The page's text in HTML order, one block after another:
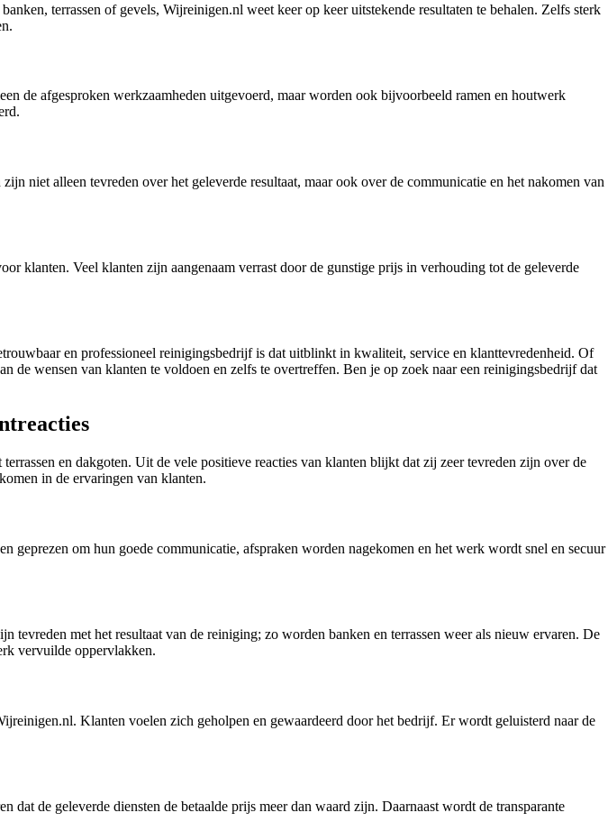
terrassen of gevels, Wijreinigen.nl weet keer op keer uitstekende resultaten te behalen. Zelfs sterk
de afgesproken werkzaamheden uitgevoerd, maar worden ook bijvoorbeeld ramen en houtwerk
niet alleen tevreden over het geleverde resultaat, maar ook over de communicatie en het nakomen van
klanten. Veel klanten zijn aangenaam verrast door de gunstige prijs in verhouding tot de geleverde
en professioneel reinigingsbedrijf is dat uitblinkt in kwaliteit, service en klanttevredenheid. Of
wensen van klanten te voldoen en zelfs te overtreffen. Ben je op zoek naar een reinigingsbedrijf dat
en dakgoten. Uit de vele positieve reacties van klanten blijkt dat zij zeer tevreden zijn over de
in de ervaringen van klanten.
om hun goede communicatie, afspraken worden nagekomen en het werk wordt snel en secuur
met het resultaat van de reiniging; zo worden banken en terrassen weer als nieuw ervaren. De
vervuilde oppervlakken.
Klanten voelen zich geholpen en gewaardeerd door het bedrijf. Er wordt geluisterd naar de
de geleverde diensten de betaalde prijs meer dan waard zijn. Daarnaast wordt de transparante